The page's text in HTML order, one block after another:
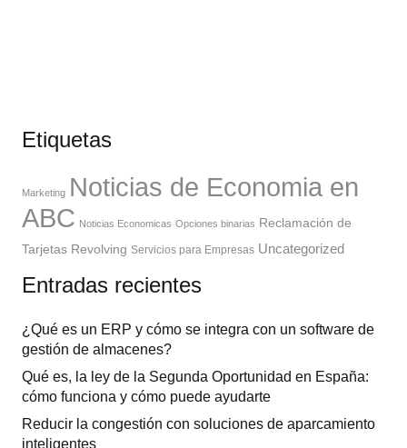
Etiquetas
Marketing Noticias de Economia en
ABC Noticias Economicas Opciones binarias Reclamación de
Tarjetas Revolving Servicios para Empresas Uncategorized
Entradas recientes
¿Qué es un ERP y cómo se integra con un software de
gestión de almacenes?
Qué es, la ley de la Segunda Oportunidad en España:
cómo funciona y cómo puede ayudarte
Reducir la congestión con soluciones de aparcamiento
inteligentes